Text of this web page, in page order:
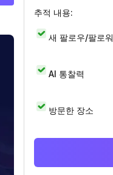
추적 내용:
새 팔로우/팔로워
AI 통찰력
방문한 장소